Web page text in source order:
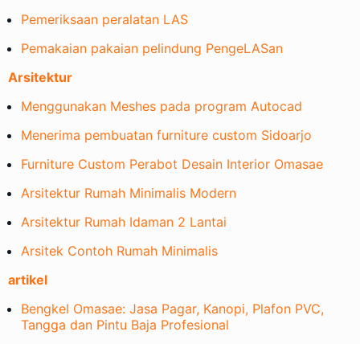
Pemeriksaan peralatan LAS
Pemakaian pakaian pelindung PengeLASan
Arsitektur
Menggunakan Meshes pada program Autocad
Menerima pembuatan furniture custom Sidoarjo
Furniture Custom Perabot Desain Interior Omasae
Arsitektur Rumah Minimalis Modern
Arsitektur Rumah Idaman 2 Lantai
Arsitek Contoh Rumah Minimalis
artikel
Bengkel Omasae: Jasa Pagar, Kanopi, Plafon PVC,
Tangga dan Pintu Baja Profesional